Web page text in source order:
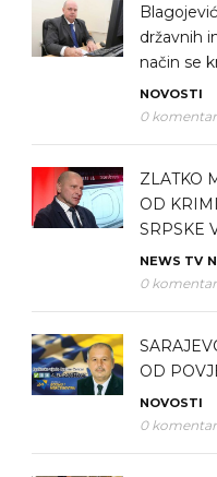
državnih
način se
NOVOSTI
0
ZLATKO
OD
SRPSKE
NEWS TV
0
OD
NOVOSTI
0